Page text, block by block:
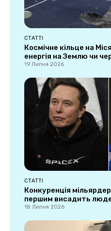
СТАТТІ
Космічне кільце на
енергія на Землю чи
19 Липня 2026
СТАТТІ
Конкуренція
першим висадить
18 Липня 2026